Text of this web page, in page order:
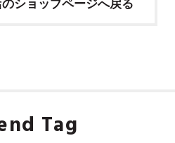
ショップページへ戻る
Tag